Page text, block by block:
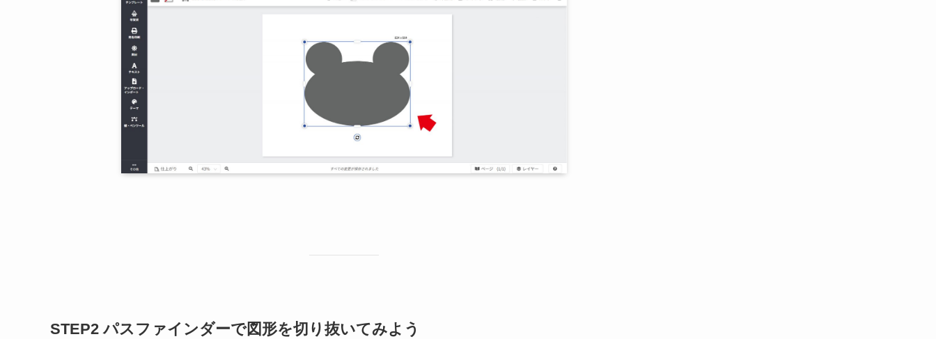
STEP2 パスファインダーで図形を切り抜いてみよう